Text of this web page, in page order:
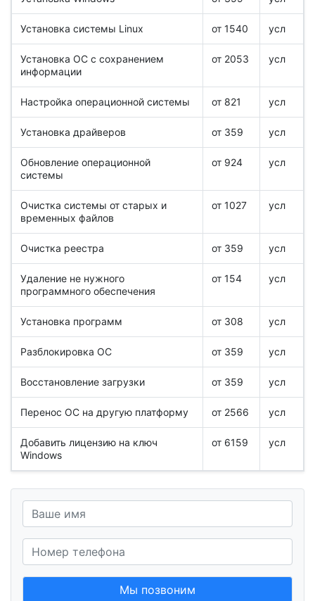
Установка системы Linux от 1540 усл
Установка ОС с сохранением
информации
от 2053 усл
Настройка операционной системы от 821 усл
Установка драйверов от 359 усл
Обновление операционной
системы
от 924 усл
Очистка системы от старых и
временных файлов
от 1027 усл
Очистка реестра от 359 усл
Удаление не нужного
программного обеспечения
от 154 усл
Установка программ от 308 усл
Разблокировка ОС от 359 усл
Восстановление загрузки от 359 усл
Перенос ОС на другую платформу от 2566 усл
Добавить лицензию на ключ
Windows
от 6159 усл
Мы позвоним